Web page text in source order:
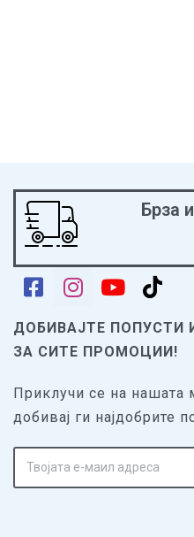
Брза
ДОБИВАЈТЕ ПОПУСТИ
ЗА СИТЕ ПРОМОЦИИ!
Приклучи се на нашата
добивај ги најдобрите